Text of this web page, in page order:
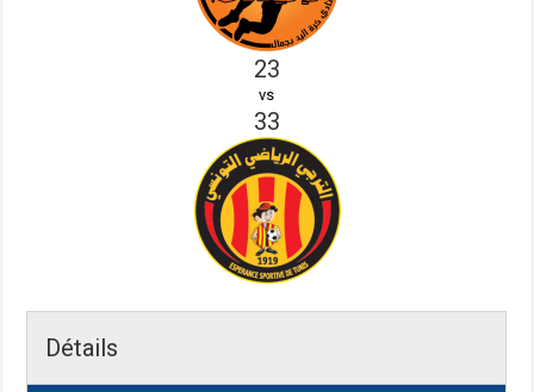
23
vs
33
Détails